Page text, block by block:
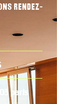
rendez-
paris